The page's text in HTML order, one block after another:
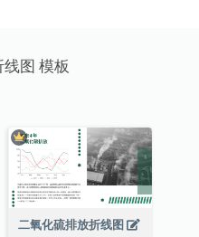
图 模板
二氧化硫排放折线图